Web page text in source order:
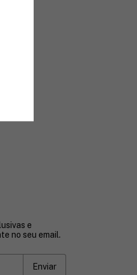
e
no seu email.